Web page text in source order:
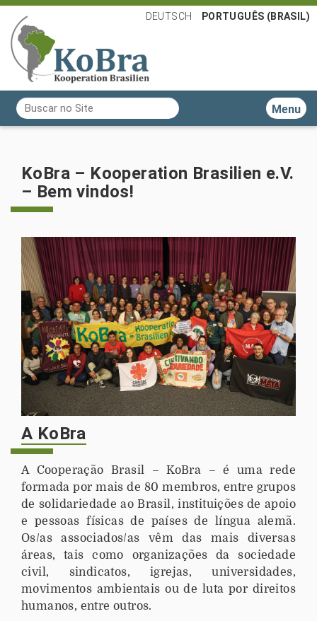
Busca
Busca Avançada…
DEUTSCH PORTUGUÊS (BRASIL)
Toggle
KoBra – Kooperation Brasilien e.V.
– Bem vindos!
A KoBra
A Cooperação Brasil – KoBra – é uma rede
formada por mais de 80 membros, entre grupos
de solidariedade ao Brasil, instituições de apoio
e pessoas físicas de países de língua alemã.
Os/as associados/as vêm das mais diversas
áreas, tais como organizações da sociedade
civil, sindicatos, igrejas, universidades,
movimentos ambientais ou de luta por direitos
humanos, entre outros.